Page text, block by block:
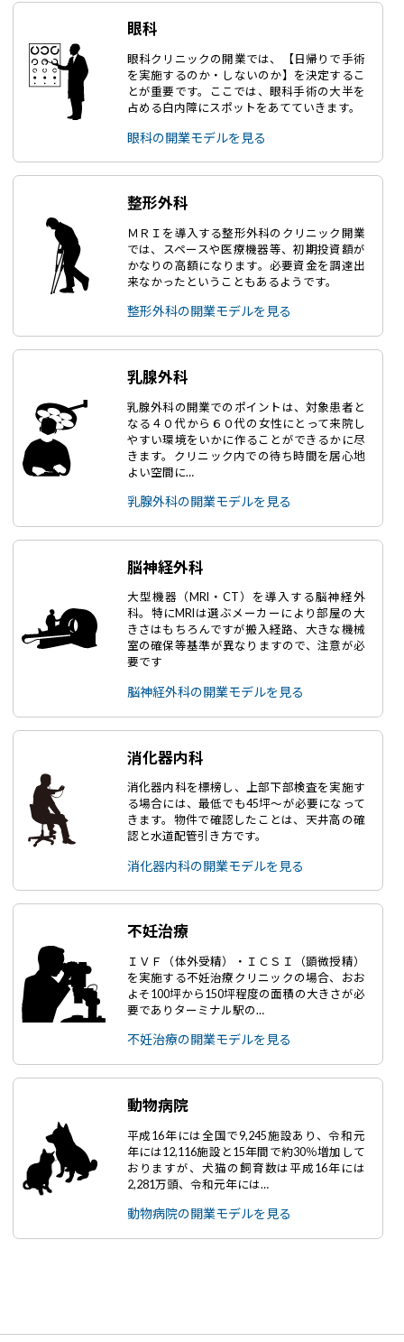
眼科
眼科クリニックの開業では、【日帰りで手術
を実施するのか・しないのか】を決定するこ
とが重要です。ここでは、眼科手術の大半を
占める白内障にスポットをあてていきます。
眼科の開業モデルを見る
整形外科
ＭＲＩを導入する整形外科のクリニック開業
では、スペースや医療機器等、初期投資額が
かなりの高額になります。必要資金を調達出
来なかったということもあるようです。
整形外科の開業モデルを見る
乳腺外科
乳腺外科の開業でのポイントは、対象患者と
なる４０代から６０代の女性にとって来院し
やすい環境をいかに作ることができるかに尽
きます。クリニック内での待ち時間を居心地
よい空間に…
乳腺外科の開業モデルを見る
脳神経外科
大型機器（MRI・CT）を導入する脳神経外
科。特にMRIは選ぶメーカーにより部屋の大
きさはもちろんですが搬入経路、大きな機械
室の確保等基準が異なりますので、注意が必
要です
脳神経外科の開業モデルを見る
消化器内科
消化器内科を標榜し、上部下部検査を実施す
る場合には、最低でも45坪～が必要になって
きます。物件で確認したことは、天井高の確
認と水道配管引き方です。
消化器内科の開業モデルを見る
不妊治療
ＩＶＦ（体外受精）・ＩＣＳＩ（顕微授精）
を実施する不妊治療クリニックの場合、おお
よそ100坪から150坪程度の面積の大きさが必
要でありターミナル駅の…
不妊治療の開業モデルを見る
動物病院
平成16年には全国で9,245施設あり、令和元
年には12,116施設と15年間で約30％増加して
おりますが、犬猫の飼育数は平成16年には
2,281万頭、令和元年には…
動物病院の開業モデルを見る